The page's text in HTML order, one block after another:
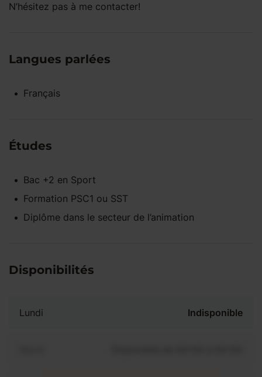
N’hésitez pas à me contacter!
Langues parlées
Français
Études
Bac +2 en Sport
Formation PSC1 ou SST
Diplôme dans le secteur de l’animation
Disponibilités
Lundi Indisponible